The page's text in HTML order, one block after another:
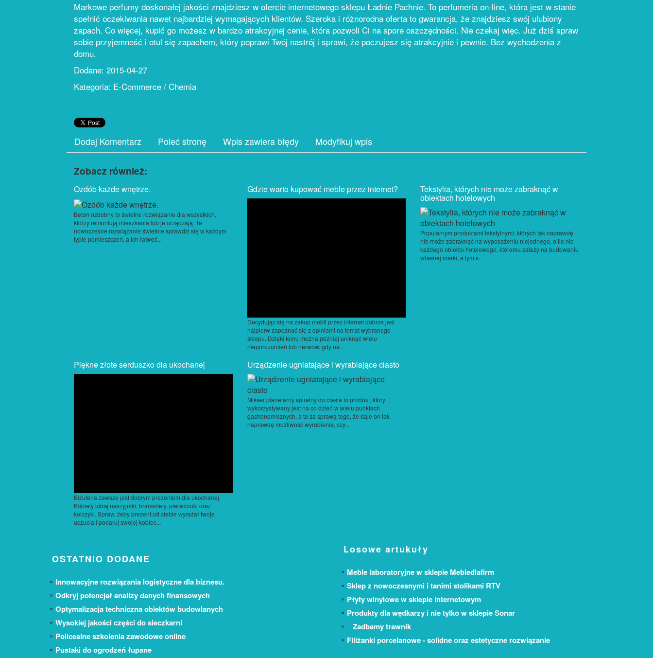
Markowe perfumy doskonałej jakości znajdziesz w ofercie internetowego sklepu Ładnie Pachnie. To perfumeria on-line, która jest w stanie
spełnić oczekiwania nawet najbardziej wymagających klientów. Szeroka i różnorodna oferta to gwarancja, że znajdziesz swój ulubiony
zapach. Co więcej, kupić go możesz w bardzo atrakcyjnej cenie, która pozwoli Ci na spore oszczędności. Nie czekaj więc. Już dziś spraw
sobie przyjemność i otul się zapachem, który poprawi Twój nastrój i sprawi, że poczujesz się atrakcyjnie i pewnie. Bez wychodzenia z
domu.
Dodane: 2015-04-27
Kategoria: E-Commerce / Chemia
Dodaj Komentarz Poleć stronę Wpis zawiera błędy Modyfikuj wpis
Zobacz również:
Ozdób każde wnętrze.
Beton ozdobny to świetne rozwiązanie dla wszystkich,
którzy remontują mieszkania lub je urządzają. Te
nowoczesne rozwiązanie świetnie sprawdzi się w każdym
typie pomieszczeń, a ich łatwoś...
Gdzie warto kupować meble przez internet?
Decydując się na zakup mebli przez internet dobrze jest
najpierw zapoznać się z opiniami na temat wybranego
sklepu. Dzięki temu można później uniknąć wielu
nieporozumień lub nerwów, gdy na...
Tekstylia, których nie może zabraknąć w
obiektach hotelowych
Popularnym produktami tekstylnymi, których tak naprawdę
nie może zabraknąć na wyposażeniu niejednego, o ile nie
każdego obiektu hotelowego, któremu zależy na budowaniu
własnej marki, a tym s...
Piękne złote serduszko dla ukochanej
Biżuteria zawsze jest dobrym prezentem dla ukochanej.
Kobiety lubią naszyjniki, bransolety, pierścionki oraz
kolczyki. Spraw, żeby prezent od ciebie wyrażał twoje
uczucia i podaruj swojej kobiec...
Urządzenie ugniatające i wyrabiające ciasto
Mikser planetarny spiralny do ciasta to produkt, który
wykorzystywany jest na co dzień w wielu punktach
gastronomicznych, a to za sprawą tego, że daje on tak
naprawdę możliwość wyrabiania, czy...
OSTATNIO DODANE
Innowacyjne rozwiązania logistyczne dla biznesu.
Odkryj potencjał analizy danych finansowych
Optymalizacja techniczna obiektów budowlanych
Wysokiej jakości części do sieczkarni
Policealne szkolenia zawodowe online
Pustaki do ogrodzeń łupane
Losowe artukuły
Meble laboratoryjne w sklepie Mebledlafirm
Sklep z nowoczesnymi i tanimi stolikami RTV
Płyty winylowe w sklepie internetowym
Produkty dla wędkarzy i nie tylko w sklepie Sonar
Zadbamy trawnik
Filiżanki porcelanowe - solidne oraz estetyczne rozwiązanie